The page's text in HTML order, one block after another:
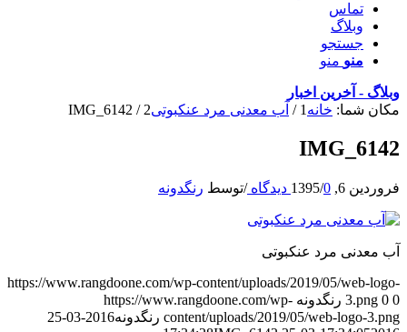
تماس
وبلاگ
جستجو
منو منو
وبلاگ - آخرین اخبار
مکان شما: خانه 1
/ آب معدنی مرد عنکبوتی2
/
IMG_6142
IMG_6142
فروردین 6, 1395 /0 دیدگاه /توسط رنگدونه
آب معدنی مرد عنکبوتی
https://www.rangdoone.com/wp-content/uploads/2019/05/web-logo-
3.png 0 0 رنگدونه https://www.rangdoone.com/wp-
content/uploads/2019/05/web-logo-3.png رنگدونه
2016-03-25